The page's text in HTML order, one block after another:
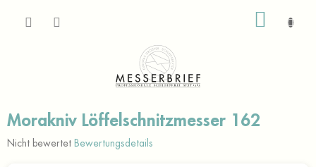
Morakniv Löffelschnitzmesser 162
Die
Nicht bewertet Bewertungsdetails